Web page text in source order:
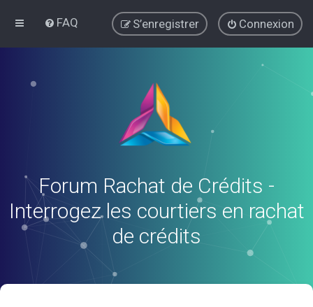
FAQ Connexion
S’enregistrer
Forum Rachat de Crédits -
Interrogez les courtiers en rachat
de crédits